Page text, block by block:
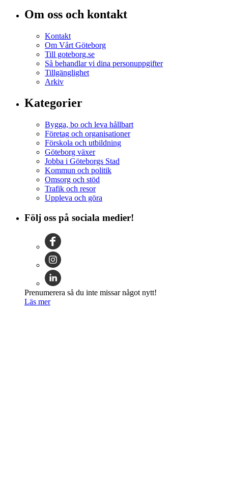
Om oss och kontakt
Kontakt
Om Vårt Göteborg
Till goteborg.se
Så behandlar vi dina personuppgifter
Tillgänglighet
Arkiv
Kategorier
Bygga, bo och leva hållbart
Företag och organisationer
Förskola och utbildning
Göteborg växer
Jobba i Göteborgs Stad
Kommun och politik
Omsorg och stöd
Trafik och resor
Uppleva och göra
Följ oss på sociala medier!
Prenumerera så du inte missar något nytt!
Läs mer